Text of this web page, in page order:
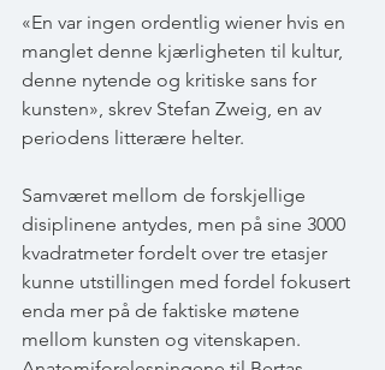
«En var ingen ordentlig wiener hvis en
manglet denne kjærligheten til kultur,
denne nytende og kritiske sans for
kunsten», skrev Stefan Zweig, en av
periodens litterære helter.
Samværet mellom de forskjellige
disiplinene antydes, men på sine 3000
kvadratmeter fordelt over tre etasjer
kunne utstillingen med fordel fokusert
enda mer på de faktiske møtene
mellom kunsten og vitenskapen.